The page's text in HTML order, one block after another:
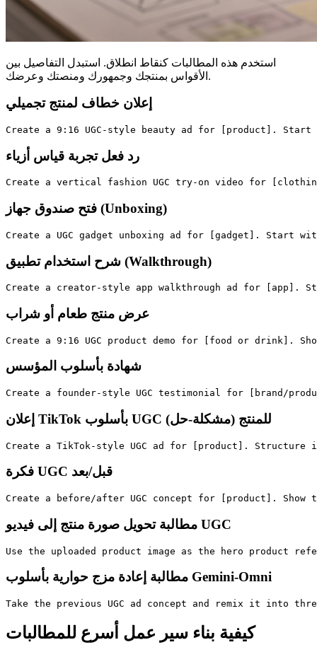
استخدم هذه المطالبات كنقاط انطلاق. استبدل التفاصيل بين
الأقواس بمنتجك وجمهورك ومنصتك وعرضك.
إعلان خطاف لمنتج تجميلي
رد فعل تجربة قياس أزياء
فتح صندوق جهاز (Unboxing)
شرح استخدام تطبيق (Walkthrough)
عرض منتج طعام أو شراب
شهادة بأسلوب المؤسس
إعلان TikTok بأسلوب UGC (مشكلة-حل) للمنتج
فكرة UGC قبل/بعد
مطالبة تحويل صورة منتج إلى فيديو UGC
مطالبة إعادة مزج حوارية بأسلوب Gemini-Omni
كيفية بناء سير عمل أسرع للمطالبات